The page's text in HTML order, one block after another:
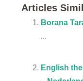
Articles
Borana
...
English